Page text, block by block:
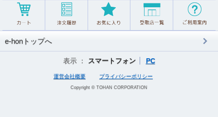
e-honトップへ
表示 ： スマートフォン PC
運営会社概要 プライバシーポリシー
Copyright © TOHAN CORPORATION